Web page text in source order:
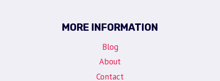
MORE INFORMATION
Blog
About
Contact